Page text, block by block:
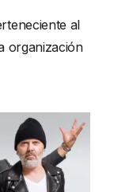
al
organización